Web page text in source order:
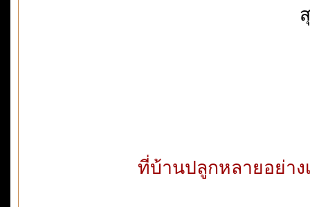
ที่บ้านปลูกหลายอย่าง